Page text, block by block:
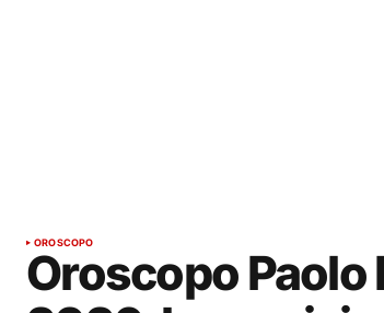
OROSCOPO
Oroscopo Paolo